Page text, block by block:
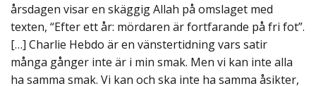
årsdagen visar en skäggig Allah på omslaget med
texten, “Efter ett år: mördaren är fortfarande på fri fot”.
[…] Charlie Hebdo är en vänstertidning vars satir
många gånger inte är i min smak. Men vi kan inte alla
ha samma smak. Vi kan och ska inte ha samma åsikter,